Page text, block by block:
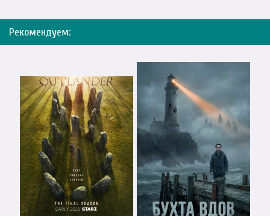
Рекомендуем: